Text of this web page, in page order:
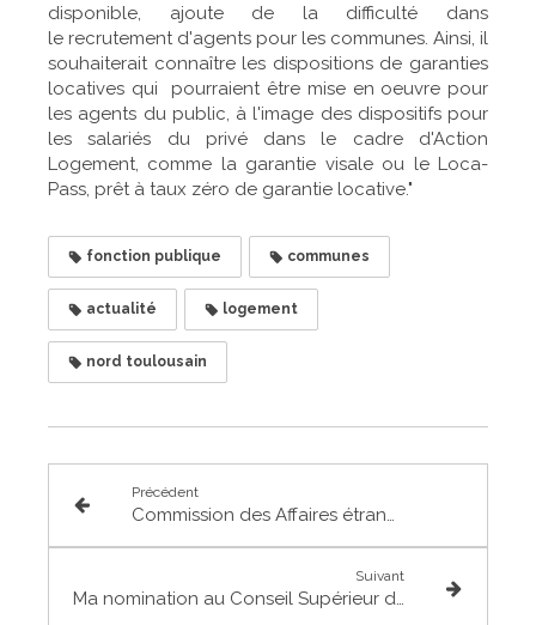
disponible, ajoute de la difficulté dans
le recrutement d'agents pour les communes. Ainsi, il
souhaiterait connaître les dispositions de garanties
locatives qui pourraient être mise en oeuvre pour
les agents du public, à l'image des dispositifs pour
les salariés du privé dans le cadre d'Action
Logement, comme la garantie visale ou le Loca-
Pass, prêt à taux zéro de garantie locative."
fonction publique communes
actualité logement
nord toulousain
Précédent
Commission des Affaires étrangères : ma question à Frédéric Petit, rapporteur pour avis de la mission "Action extérieure de l'Etat"
Suivant
Ma nomination au Conseil Supérieur de l'Aviation Civile